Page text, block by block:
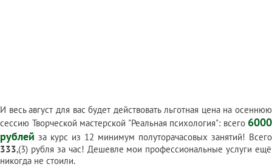
И весь август для вас будет действовать льготная цена на осеннюю
сессию Творческой мастерской "Реальная психология": всего 6000
рублей за курс из 12 минимум полуторачасовых занятий! Всего
333,(3) рубля за час! Дешевле мои профессиональные услуги ещё
никогда не стоили.